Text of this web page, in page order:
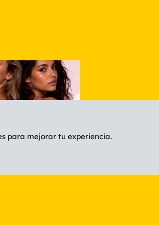
para mejorar tu experiencia.